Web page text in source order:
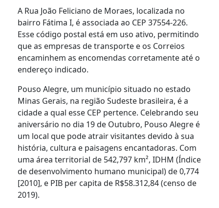
A Rua João Feliciano de Moraes, localizada no
bairro Fátima I, é associada ao CEP 37554-226.
Esse código postal está em uso ativo, permitindo
que as empresas de transporte e os Correios
encaminhem as encomendas corretamente até o
endereço indicado.
Pouso Alegre, um município situado no estado
Minas Gerais, na região Sudeste brasileira, é a
cidade a qual esse CEP pertence. Celebrando seu
aniversário no dia 19 de Outubro, Pouso Alegre é
um local que pode atrair visitantes devido à sua
história, cultura e paisagens encantadoras. Com
uma área territorial de 542,797 km², IDHM (Índice
de desenvolvimento humano municipal) de 0,774
[2010], e PIB per capita de R$58.312,84 (censo de
2019).